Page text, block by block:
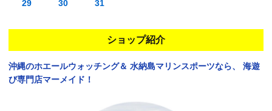
29
30 31
ショップ紹介
沖縄のホエールウォッチング＆ 水納島マリンスポーツなら、
海遊
び専門店マーメイド！